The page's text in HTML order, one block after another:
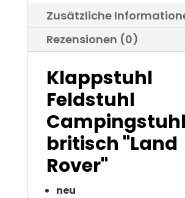
Zusätzliche
Rezensionen (0)
Klappstuhl
Feldstuhl
Campingstuhl
britisch "Land
Rover"
neu